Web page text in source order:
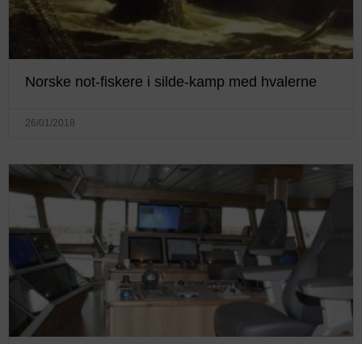
Norske not-fiskere i silde-kamp med hvalerne
26/01/2018